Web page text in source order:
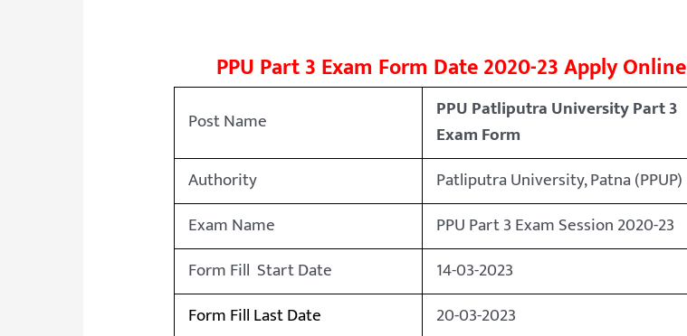
PPU Part 3 Exam Form Date 2020-23 Apply Online
Post Name
PPU Patliputra University Part 3
Exam Form
Authority
Patliputra University, Patna (PPUP)
Exam Name
PPU Part 3 Exam Session 2020-23
Form Fill Start Date
14-03-2023
Form Fill Last Date
20-03-2023